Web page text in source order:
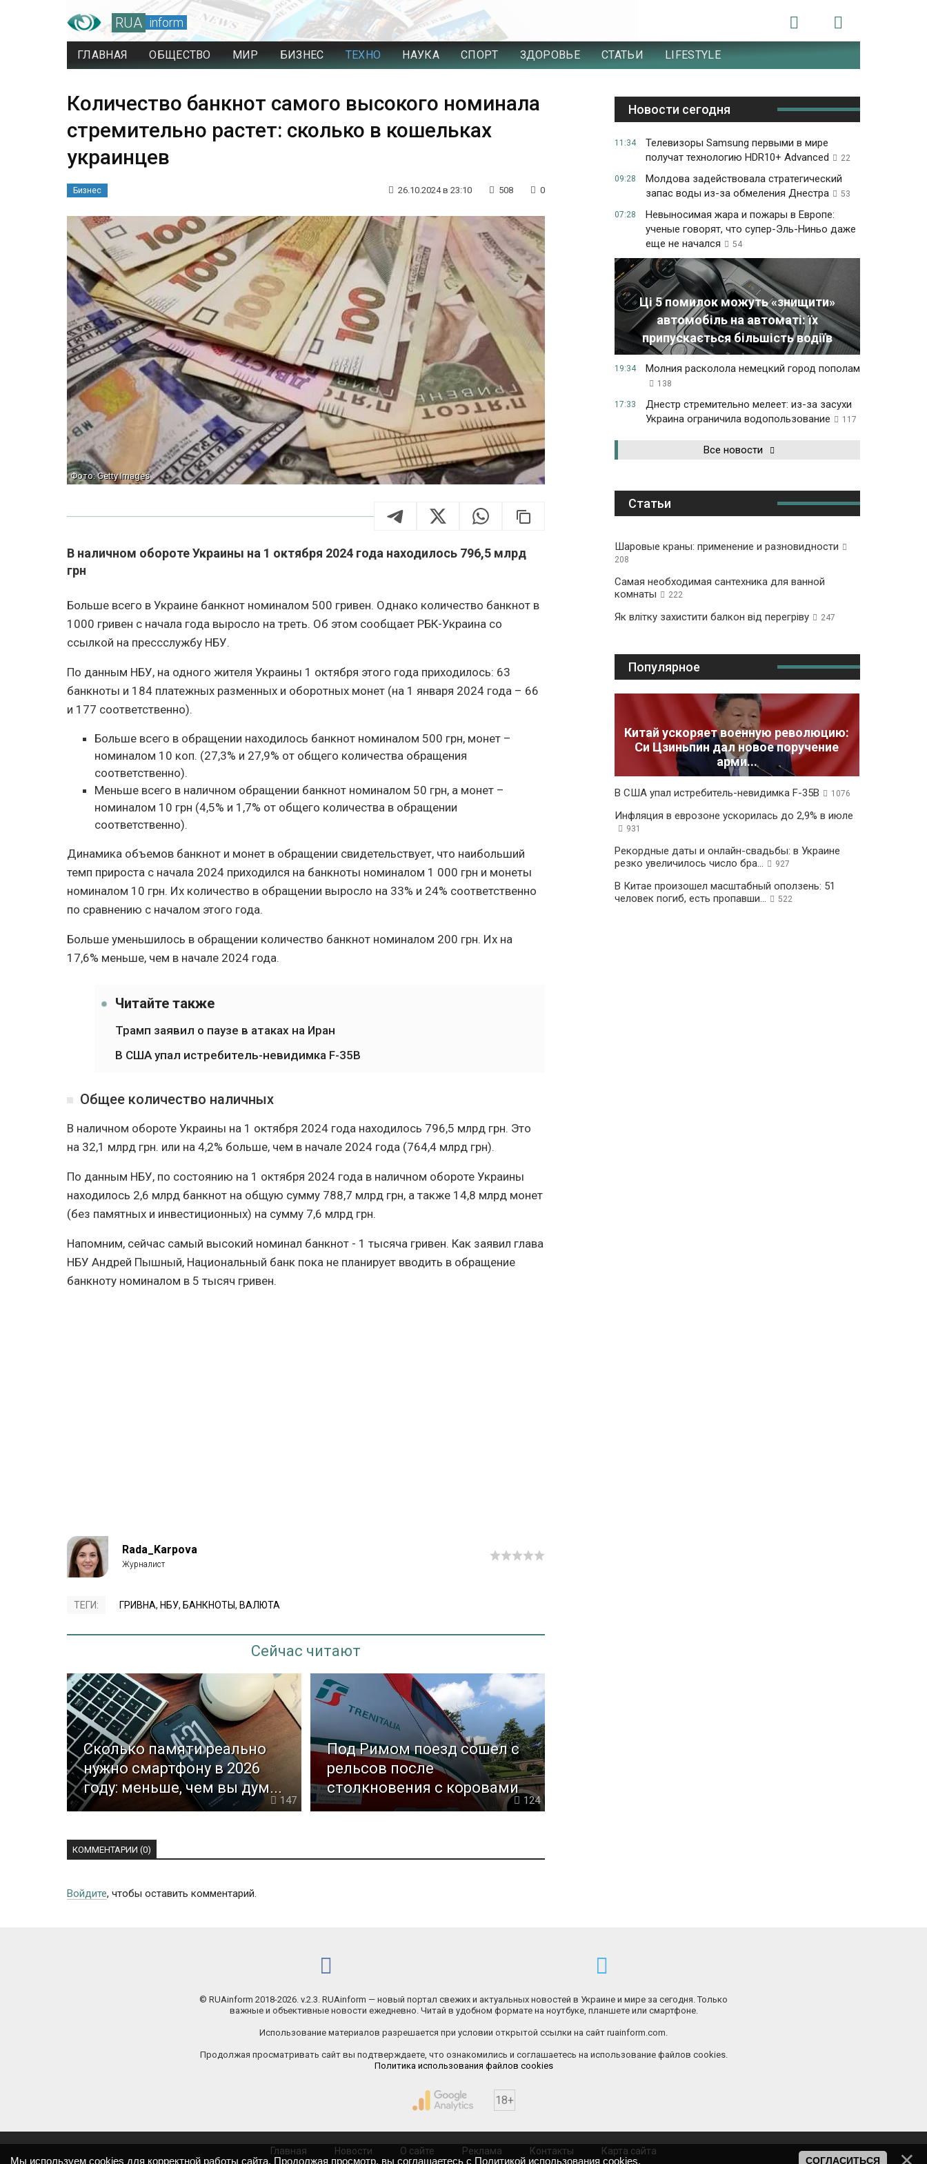
RUA inform
ГЛАВНАЯ ОБЩЕСТВО МИР БИЗНЕС ТЕХНО НАУКА СПОРТ ЗДОРОВЬЕ СТАТЬИ LIFESTYLE
Количество банкнот самого высокого номинала
стремительно растет: сколько в кошельках
украинцев
Бизнес 26.10.2024 в 23:10 508 0
Фото: Getty Images
В наличном обороте Украины на 1 октября 2024 года находилось 796,5 млрд
грн
Больше всего в Украине банкнот номиналом 500 гривен. Однако количество банкнот в
1000 гривен с начала года выросло на треть. Об этом сообщает РБК-Украина со
ссылкой на прессслужбу НБУ.
По данным НБУ, на одного жителя Украины 1 октября этого года приходилось: 63
банкноты и 184 платежных разменных и оборотных монет (на 1 января 2024 года – 66
и 177 соответственно).
Больше всего в обращении находилось банкнот номиналом 500 грн, монет –
номиналом 10 коп. (27,3% и 27,9% от общего количества обращения
соответственно).
Меньше всего в наличном обращении банкнот номиналом 50 грн, а монет –
номиналом 10 грн (4,5% и 1,7% от общего количества в обращении
соответственно).
Динамика объемов банкнот и монет в обращении свидетельствует, что наибольший
темп прироста с начала 2024 приходился на банкноты номиналом 1 000 грн и монеты
номиналом 10 грн. Их количество в обращении выросло на 33% и 24% соответственно
по сравнению с началом этого года.
Больше уменьшилось в обращении количество банкнот номиналом 200 грн. Их на
17,6% меньше, чем в начале 2024 года.
Читайте также
Трамп заявил о паузе в атаках на Иран
В США упал истребитель-невидимка F-35B
Общее количество наличных
В наличном обороте Украины на 1 октября 2024 года находилось 796,5 млрд грн. Это
на 32,1 млрд грн. или на 4,2% больше, чем в начале 2024 года (764,4 млрд грн).
По данным НБУ, по состоянию на 1 октября 2024 года в наличном обороте Украины
находилось 2,6 млрд банкнот на общую сумму 788,7 млрд грн, а также 14,8 млрд монет
(без памятных и инвестиционных) на сумму 7,6 млрд грн.
Напомним, сейчас самый высокий номинал банкнот - 1 тысяча гривен. Как заявил глава
НБУ Андрей Пышный, Национальный банк пока не планирует вводить в обращение
банкноту номиналом в 5 тысяч гривен.
Rada_Karpova
ТЕГИ: ГРИВНА, НБУ, БАНКНОТЫ, ВАЛЮТА
Сейчас читают
Сколько памяти реально
нужно смартфону в 2026
году: меньше, чем вы дум...
147
Под Римом поезд сошел с
рельсов после
столкновения с коровами
124
КОММЕНТАРИИ (0)
Войдите, чтобы оставить комментарий.
Новости сегодня
11:34
Телевизоры Samsung первыми в мире
получат технологию HDR10+ Advanced
22
09:28
Молдова задействовала стратегический
запас воды из-за обмеления Днестра
53
07:28
Невыносимая жара и пожары в Европе:
ученые говорят, что супер-Эль-Ниньо даже
еще не начался
54
Ці 5 помилок можуть «знищити»
автомобіль на автоматі: їх
припускається більшість водіїв
19:34 Молния расколола немецкий город пополам
138
17:33
Днестр стремительно мелеет: из-за засухи
Украина ограничила водопользование
117
Все новости
Статьи
Шаровые краны: применение и разновидности
208
Самая необходимая сантехника для ванной
комнаты
222
Як влітку захистити балкон від перегріву 247
Популярное
Китай ускоряет военную революцию:
Си Цзиньпин дал новое поручение
арми...
В США упал истребитель-невидимка F-35B 1076
Инфляция в еврозоне ускорилась до 2,9% в июле
931
Рекордные даты и онлайн-свадьбы: в Украине
резко увеличилось число бра...
927
В Китае произошел масштабный оползень: 51
человек погиб, есть пропавши...
522
© RUAinform 2018-2026. v.2.3. RUAinform — новый портал свежих и актуальных новостей в Украине и мире за сегодня. Только
важные и объективные новости ежедневно. Читай в удобном формате на ноутбуке, планшете или смартфоне.
Использование материалов разрешается при условии открытой ссылки на сайт ruainform.com.
Продолжая просматривать сайт вы подтверждаете, что ознакомились и соглашаетесь на использование файлов cookies.
Политика использования файлов cookies
18+
Главная Новости О сайте Реклама Контакты Карта сайта
Мы используем cookies для корректной работы сайта. Продолжая просмотр, вы соглашаетесь с Политикой использования cookies. СОГЛАСИТЬСЯ